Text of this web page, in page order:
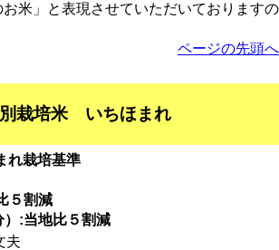
米」と表現させていただいておりますの
ページの先頭へ
栽培米 いちほまれ
れ栽培基準
５割減
:当地比５割減
夫